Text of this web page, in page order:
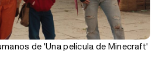
de 'Una película de Minecraft'